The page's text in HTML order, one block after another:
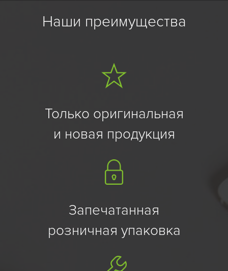
Наши преимущества
Только оригинальная
и новая продукция
Запечатанная
розничная упаковка